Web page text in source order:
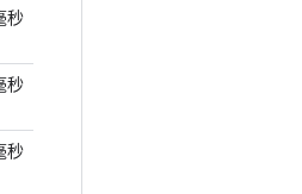
秒
秒
秒